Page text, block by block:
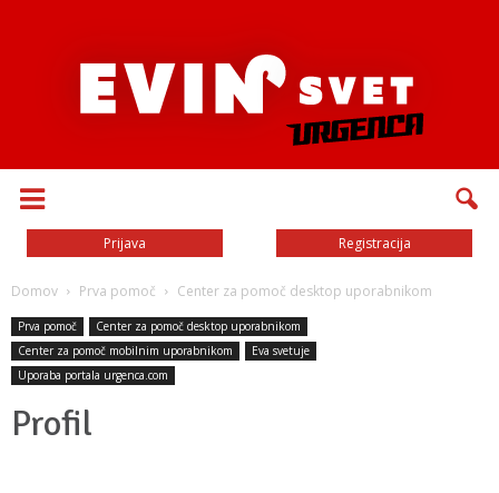
Prijava Registracija
Domov Prva pomoč Center za pomoč desktop uporabnikom
Prva pomoč
Center za pomoč desktop uporabnikom
Center za pomoč mobilnim uporabnikom
Eva svetuje
Uporaba portala urgenca.com
Profil